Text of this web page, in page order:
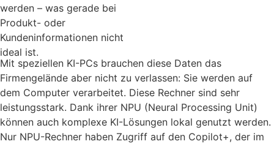
werden – was gerade bei
Produkt- oder
Kundeninformationen nicht
ideal ist.
Mit speziellen KI-PCs brauchen diese Daten das
Firmengelände aber nicht zu verlassen: Sie werden auf
dem Computer verarbeitet. Diese Rechner sind sehr
leistungsstark. Dank ihrer NPU (Neural Processing Unit)
können auch komplexe KI-Lösungen lokal genutzt werden.
Nur NPU-Rechner haben Zugriff auf den Copilot+, der im